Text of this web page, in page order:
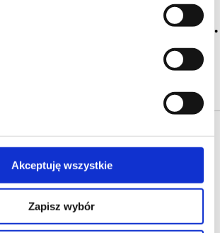
Akceptuję wszystkie
Zapisz wybór
równoważąc się, dążąc do pełnej
OFERTA ONLINE